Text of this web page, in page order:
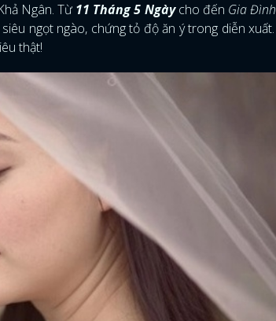
Ngân. Từ 11 Tháng 5 Ngàycho đến Gia
ngọt ngào, chứng tỏ độ ăn ý trong diễn
thật!